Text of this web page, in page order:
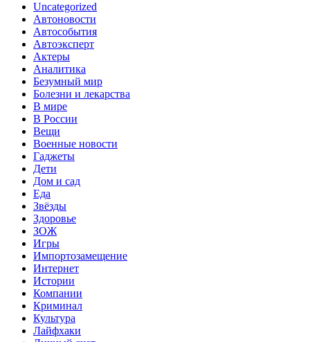
Uncategorized
Автоновости
Автособытия
Автоэксперт
Актеры
Аналитика
Безумный мир
Болезни и лекарства
В мире
В России
Вещи
Военные новости
Гаджеты
Дети
Дом и сад
Еда
Звёзды
Здоровье
ЗОЖ
Игры
Импортозамещение
Интернет
Истории
Компании
Криминал
Культура
Лайфхаки